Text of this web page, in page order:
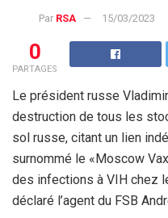
Par RSA 15/03/2023
0
PARTAGES
Le président russe
destruction de tous les
sol russe, citant un lien
surnommé le «Moscow
des infections à VIH chez
déclaré l’agent du FSB